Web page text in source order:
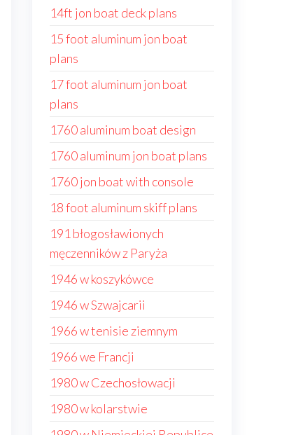
14ft jon boat deck plans
15 foot aluminum jon boat
plans
17 foot aluminum jon boat
plans
1760 aluminum boat design
1760 aluminum jon boat plans
1760 jon boat with console
18 foot aluminum skiff plans
191 błogosławionych
męczenników z Paryża
1946 w koszykówce
1946 w Szwajcarii
1966 w tenisie ziemnym
1966 we Francji
1980 w Czechosłowacji
1980 w kolarstwie